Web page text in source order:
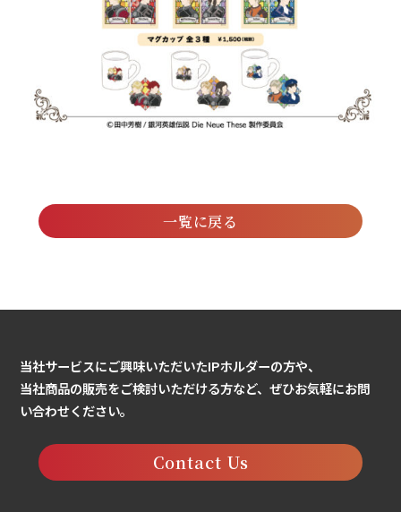
一覧に戻る
当社サービスにご興味いただいたIPホルダーの方や、
当社商品の販売をご検討いただける方など、ぜひお気軽にお問
い合わせください。
Contact Us